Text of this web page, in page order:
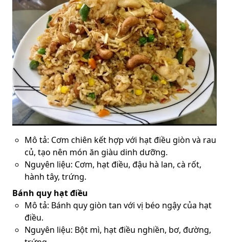
Mô tả: Cơm chiên kết hợp với hạt điều giòn và rau
củ, tạo nên món ăn giàu dinh dưỡng.
Nguyên liệu: Cơm, hạt điều, đậu hà lan, cà rốt,
hành tây, trứng.
Bánh quy hạt điều
Mô tả: Bánh quy giòn tan với vị béo ngậy của hạt
điều.
Nguyên liệu: Bột mì, hạt điều nghiền, bơ, đường,